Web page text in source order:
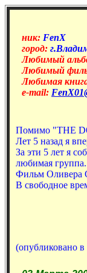
ник: FenX
город:
Любимый
Любимый
Любимая
e-mail:
Помимо "THE
Лет 5 назад я
За эти 5 лет я
любимая группа.
Фильм Оливера
В свободное
(опубликовано в